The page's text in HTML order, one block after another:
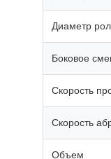
Диаметр
Боковое
Скорость
Скорость
Объем